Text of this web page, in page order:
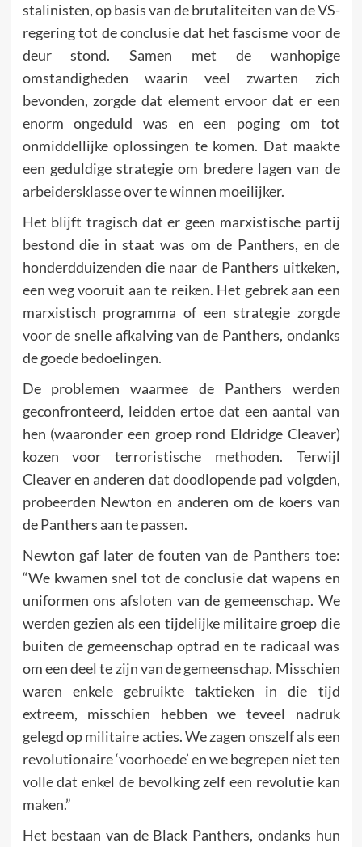
stalinisten, op basis van de brutaliteiten van de VS-
regering tot de conclusie dat het fascisme voor de
deur stond. Samen met de wanhopige
omstandigheden waarin veel zwarten zich
bevonden, zorgde dat element ervoor dat er een
enorm ongeduld was en een poging om tot
onmiddellijke oplossingen te komen. Dat maakte
een geduldige strategie om bredere lagen van de
arbeidersklasse over te winnen moeilijker.
Het blijft tragisch dat er geen marxistische partij
bestond die in staat was om de Panthers, en de
honderdduizenden die naar de Panthers uitkeken,
een weg vooruit aan te reiken. Het gebrek aan een
marxistisch programma of een strategie zorgde
voor de snelle afkalving van de Panthers, ondanks
de goede bedoelingen.
De problemen waarmee de Panthers werden
geconfronteerd, leidden ertoe dat een aantal van
hen (waaronder een groep rond Eldridge Cleaver)
kozen voor terroristische methoden. Terwijl
Cleaver en anderen dat doodlopende pad volgden,
probeerden Newton en anderen om de koers van
de Panthers aan te passen.
Newton gaf later de fouten van de Panthers toe:
“We kwamen snel tot de conclusie dat wapens en
uniformen ons afsloten van de gemeenschap. We
werden gezien als een tijdelijke militaire groep die
buiten de gemeenschap optrad en te radicaal was
om een deel te zijn van de gemeenschap. Misschien
waren enkele gebruikte taktieken in die tijd
extreem, misschien hebben we teveel nadruk
gelegd op militaire acties. We zagen onszelf als een
revolutionaire ‘voorhoede’ en we begrepen niet ten
volle dat enkel de bevolking zelf een revolutie kan
maken.”
Het bestaan van de Black Panthers, ondanks hun